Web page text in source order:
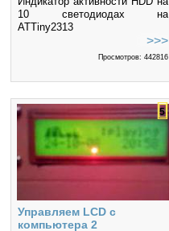
10 светодиодах на
ATTiny2313
>>>
Просмотров: 442816
Управляем LCD с
компьютера 2
5